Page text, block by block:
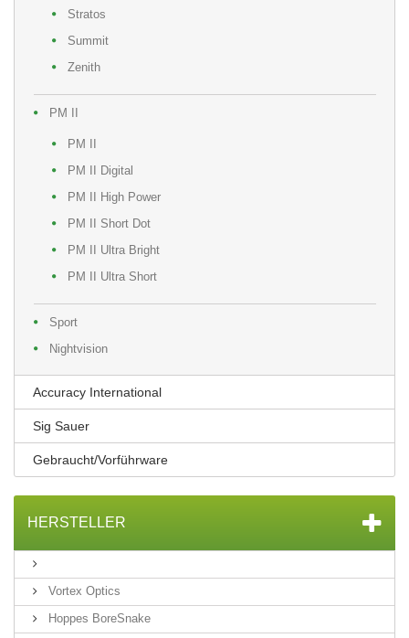
Stratos
Summit
Zenith
PM II
PM II
PM II Digital
PM II High Power
PM II Short Dot
PM II Ultra Bright
PM II Ultra Short
Sport
Nightvision
Accuracy International
Sig Sauer
Gebraucht/Vorführware
HERSTELLER
Vortex Optics
Hoppes BoreSnake